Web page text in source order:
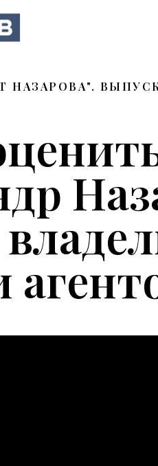
ВЫПУСК